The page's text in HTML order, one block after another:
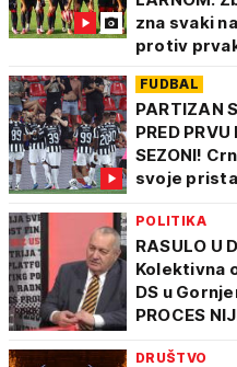
zna svaki
protiv
FUDBAL
PARTIZAN
PRED
SEZONI!
svoje
POLITIKA
RASULO U
Kolektivna
DS u
PROCES
DRUŠTVO